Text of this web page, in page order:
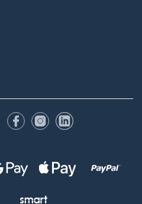
FacebookInstagram
LinkedIn